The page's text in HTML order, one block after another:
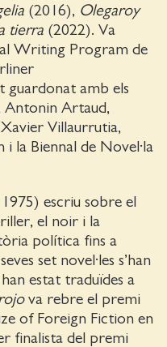
(2016), Olegaroy
tierra (2022). Va
Writing Program de
guardonat amb els
Antonin Artaud,
Xavier Villaurrutia,
i la Biennal de Novel·la
escriu sobre el
el noir i la
política fins a
set novel·les s’han
estat traduïdes a
va rebre el premi
of Foreign Fiction en
finalista del premi